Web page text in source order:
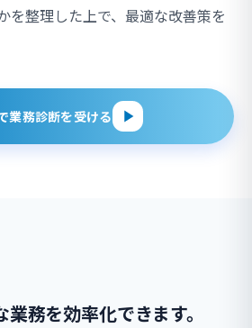
を整理した上で、最適な改善策を
業務診断を受ける
務を効率化できます。